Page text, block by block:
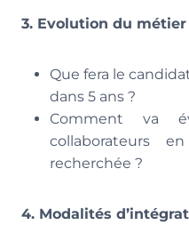
3. Evolution du
Que fera le
dans 5 ans ?
Comment va
collaborateurs
recherchée ?
4. Modalités